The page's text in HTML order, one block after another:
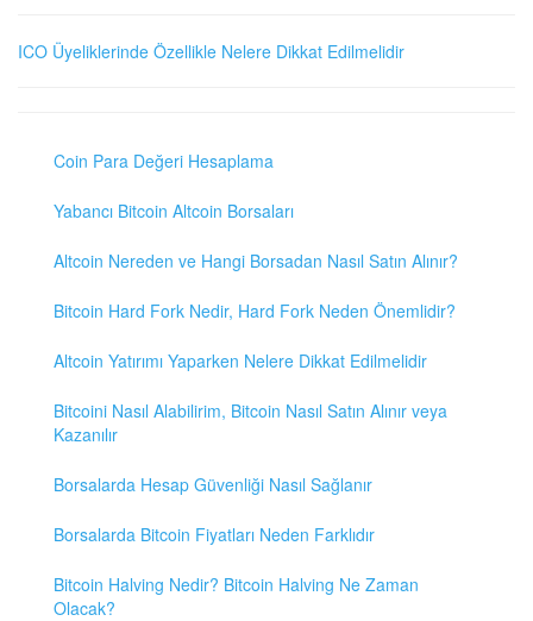
ICO Üyeliklerinde Özellikle Nelere Dikkat Edilmelidir
Coin Para Değeri Hesaplama
Yabancı Bitcoin Altcoin Borsaları
Altcoin Nereden ve Hangi Borsadan Nasıl Satın Alınır?
Bitcoin Hard Fork Nedir, Hard Fork Neden Önemlidir?
Altcoin Yatırımı Yaparken Nelere Dikkat Edilmelidir
Bitcoini Nasıl Alabilirim, Bitcoin Nasıl Satın Alınır veya
Kazanılır
Borsalarda Hesap Güvenliği Nasıl Sağlanır
Borsalarda Bitcoin Fiyatları Neden Farklıdır
Bitcoin Halving Nedir? Bitcoin Halving Ne Zaman
Olacak?